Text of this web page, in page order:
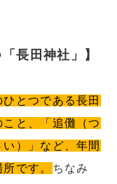
長田神社」】
とつである長田
と、「追儺（つ
）」など、年間
です。 ちなみ